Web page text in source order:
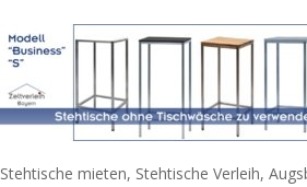
Stehtische mieten, Stehtische Verleih,